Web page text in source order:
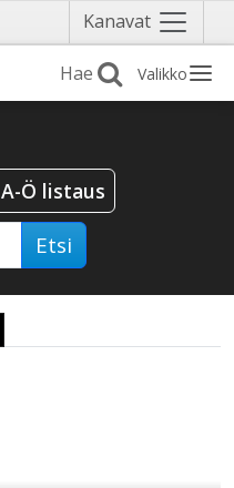
Kanavat Näytä
valikko
Valikko
A-Ö listaus
Etsi